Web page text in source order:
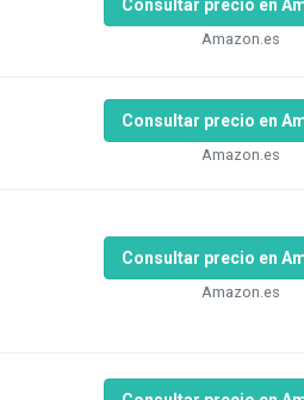
Consultar precio en
Amazon.es
Consultar precio en
Amazon.es
Consultar precio en
Amazon.es